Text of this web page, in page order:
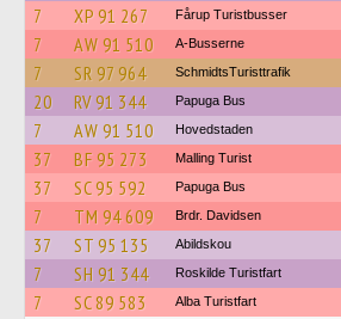
7 XP 91 267 Fårup Turistbusser
7 AW 91 510 A-Busserne
7 SR 97 964 SchmidtsTuristtrafik
20 RV 91 344 Papuga Bus
7 AW 91 510 Hovedstaden
37 BF 95 273 Malling Turist
37 SC 95 592 Papuga Bus
7 TM 94 609 Brdr. Davidsen
37 ST 95 135 Abildskou
7 SH 91 344 Roskilde Turistfart
7 SC 89 583 Alba Turistfart